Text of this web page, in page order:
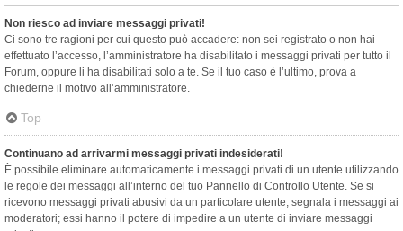
Non riesco ad inviare messaggi privati!
Ci sono tre ragioni per cui questo può accadere: non sei registrato o non hai
effettuato l’accesso, l’amministratore ha disabilitato i messaggi privati per tutto il
Forum, oppure li ha disabilitati solo a te. Se il tuo caso è l’ultimo, prova a
chiederne il motivo all’amministratore.
Top
Continuano ad arrivarmi messaggi privati indesiderati!
È possibile eliminare automaticamente i messaggi privati ​​di un utente utilizzando
le regole dei messaggi all’interno del tuo Pannello di Controllo Utente. Se si
ricevono messaggi privati ​​abusivi da un particolare utente, segnala i messaggi ai
moderatori; essi hanno il potere di impedire a un utente di inviare messaggi